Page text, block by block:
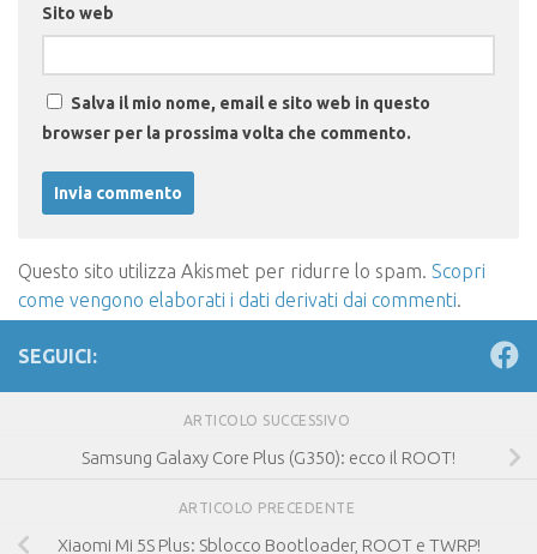
Sito web
Salva il mio nome, email e sito web in questo
browser per la prossima volta che commento.
Questo sito utilizza Akismet per ridurre lo spam. Scopri
come vengono elaborati i dati derivati dai commenti.
SEGUICI:
ARTICOLO SUCCESSIVO
Samsung Galaxy Core Plus (G350): ecco il ROOT!
ARTICOLO PRECEDENTE
Xiaomi Mi 5S Plus: Sblocco Bootloader, ROOT e TWRP!